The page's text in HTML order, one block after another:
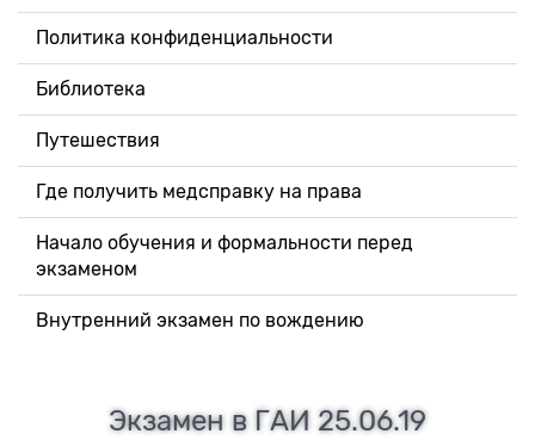
Политика конфиденциальности
Библиотека
Путешествия
Где получить медсправку на права
Начало обучения и формальности перед
экзаменом
Внутренний экзамен по вождению
Экзамен в ГАИ 25.06.19